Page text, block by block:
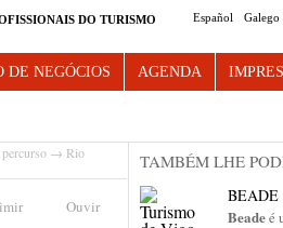
Español Galego
DO TURISMO
DE NEGÓCIOS AGENDA
→ Rio
Ouvir
TAMBÉM LHE
BEADE
Beadeé